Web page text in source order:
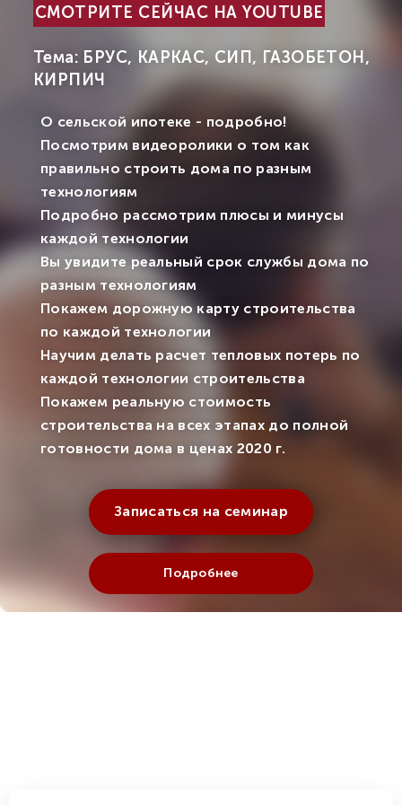
СМОТРИТЕ СЕЙЧАС НА YOUTUBE
Тема: БРУС, КАРКАС, СИП, ГАЗОБЕТОН,
КИРПИЧ
О сельской ипотеке - подробно!
Посмотрим видеоролики о том как
правильно строить дома по разным
технологиям
Подробно рассмотрим плюсы и минусы
каждой технологии
Вы увидите реальный срок службы дома по
разным технологиям
Покажем дорожную карту строительства
по каждой технологии
Научим делать расчет тепловых потерь по
каждой технологии строительства
Покажем реальную стоимость
строительства на всех этапах до полной
готовности дома в ценах 2020 г.
Записаться на семинар
Подробнее